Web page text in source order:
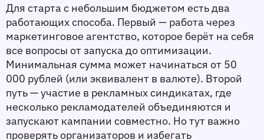
Для старта с небольшим бюджетом есть два
работающих способа. Первый — работа через
маркетинговое агентство, которое берёт на себя
все вопросы от запуска до оптимизации.
Минимальная сумма может начинаться от 50
000 рублей (или эквивалент в валюте). Второй
путь — участие в рекламных синдикатах, где
несколько рекламодателей объединяются и
запускают кампании совместно. Но тут важно
проверять организаторов и избегать